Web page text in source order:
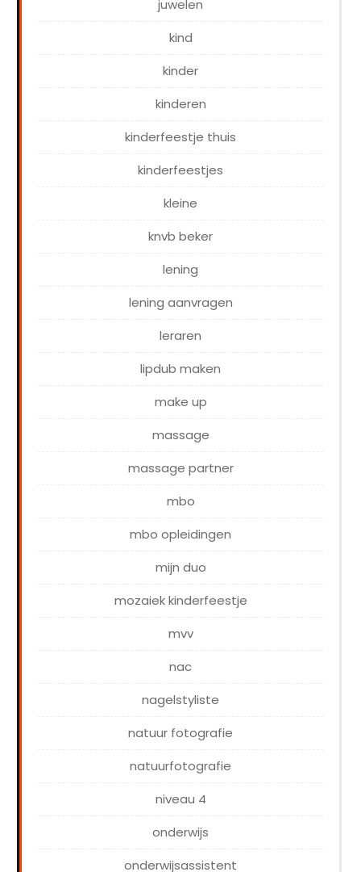
juwelen
kind
kinder
kinderen
kinderfeestje thuis
kinderfeestjes
kleine
knvb beker
lening
lening aanvragen
leraren
lipdub maken
make up
massage
massage partner
mbo
mbo opleidingen
mijn duo
mozaiek kinderfeestje
mvv
nac
nagelstyliste
natuur fotografie
natuurfotografie
niveau 4
onderwijs
onderwijsassistent